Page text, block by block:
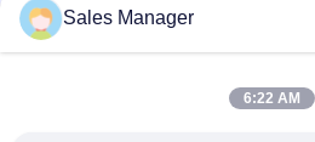
Konektor Soket USB
Sales Manager
6:22 AM